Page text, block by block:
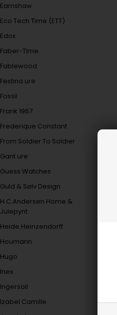
Earnshaw
Eco Tech Time (ETT)
Edox
Faber-TIme
Fablewood
Festina ure
Fossil
Frank 1967
Frederique Constant
From Soldier To Soldier
Gant ure
Guess Watches
Guld & Sølv Design
H.C.Andersen Home &
Julepynt
Heide Heinzendorff
Houmann
Hugo
Inex
Ingersoll
Izabel Camille